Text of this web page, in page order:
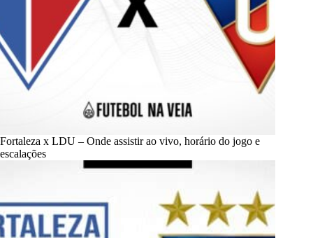
Fortaleza x LDU – Onde assistir ao vivo, horário do jogo e
escalações